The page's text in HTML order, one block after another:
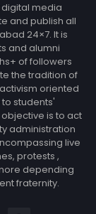
digital media
and publish all
24×7. It is
and alumni
of followers
the tradition of
oriented
students'
is to act
administration
live
protests ,
depending
fraternity.